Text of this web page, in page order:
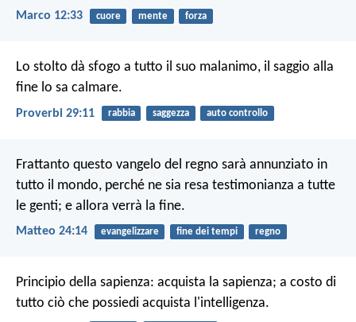
Marco 12:33 cuore mente forza
Lo stolto dà sfogo a tutto il suo malanimo, il saggio alla
fine lo sa calmare.
Proverbi 29:11 rabbia saggezza auto controllo
Frattanto questo vangelo del regno sarà annunziato in
tutto il mondo, perché ne sia resa testimonianza a tutte
le genti; e allora verrà la fine.
Matteo 24:14 evangelizzare fine dei tempi regno
Principio della sapienza: acquista la sapienza; a costo di
tutto ciò che possiedi acquista l'intelligenza.